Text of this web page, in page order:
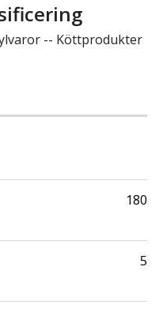
-- Köttprodukter
180
5